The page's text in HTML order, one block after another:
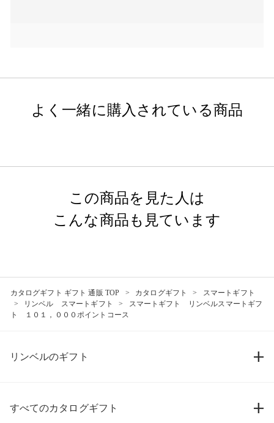
よく一緒に購入されている商品
この商品を見た人は
こんな商品も見ています
カタログギフト ギフト 通販 TOP カタログギフト
スマートギフト
リンベル スマートギフト
スマートギフト リンベルスマートギフ
ト １０１，０００ポイントコース
リンベルのギフト
すべてのカタログギフト